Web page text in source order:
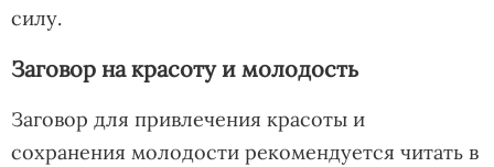
силу.
Заговор на красоту и молодость
Заговор для привлечения красоты и
сохранения молодости рекомендуется читать в